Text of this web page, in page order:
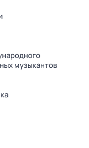
музыкантов